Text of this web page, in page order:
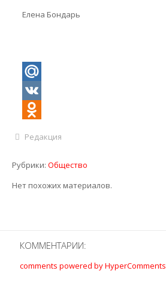
Елена Бондарь
Mail.Ru
VK
Редакция
Рубрики: Общество
Нет похожих материалов.
КОММЕНТАРИИ:
comments powered by HyperComments